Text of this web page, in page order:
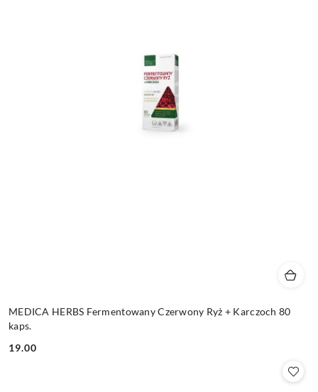
MEDICA HERBS Fermentowany Czerwony Ryż + Karczoch 80
kaps.
Cena:
19.00